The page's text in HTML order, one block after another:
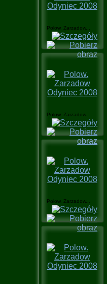
Polow. Zarzadow...
Polow. Zarzadow...
Polow. Zarzadow...